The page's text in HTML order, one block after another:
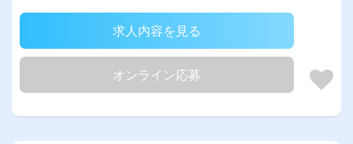
求人内容を見る
オンライン応募